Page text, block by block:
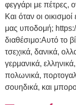
φεγγάρι με πέτρες,
Και όταν οι
μας υποδομή;
διαθέσιμο:Αυτό το
τσεχικά, δανικά,
γερμανικά,
πολωνικά,
σουηδικά, και